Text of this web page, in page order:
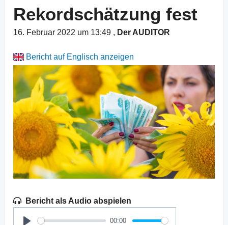
Rekordschätzung fest
16. Februar 2022 um 13:49 , Der AUDITOR
Bericht auf Englisch anzeigen
Bericht als Audio abspielen
00:00